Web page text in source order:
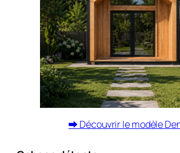
⮕ Découvrir le modèle